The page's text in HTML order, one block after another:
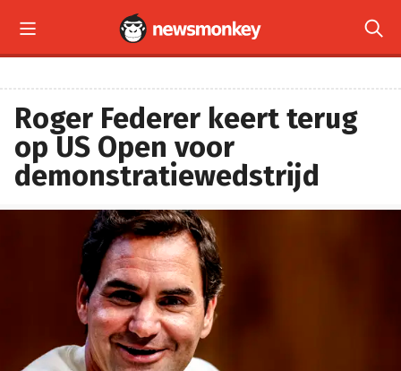
 
Roger Federer keert terug
op US Open voor
demonstratiewedstrijd